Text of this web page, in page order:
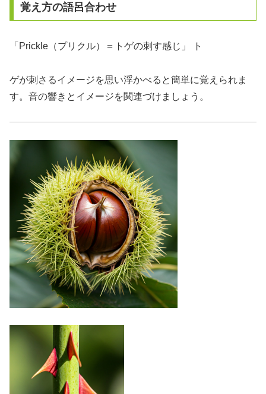
覚え方の語呂合わせ
「Prickle（プリクル）＝トゲの刺す感じ」 ト
ゲが刺さるイメージを思い浮かべると簡単に覚えられま
す。音の響きとイメージを関連づけましょう。